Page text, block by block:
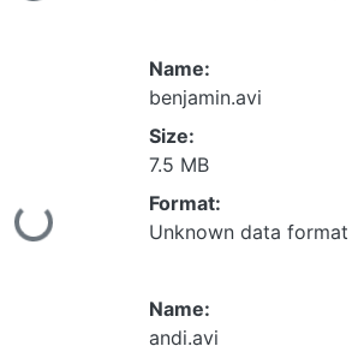
Name:
benjamin.avi
Size:
7.5 MB
Format:
Unknown data format
Name:
andi.avi